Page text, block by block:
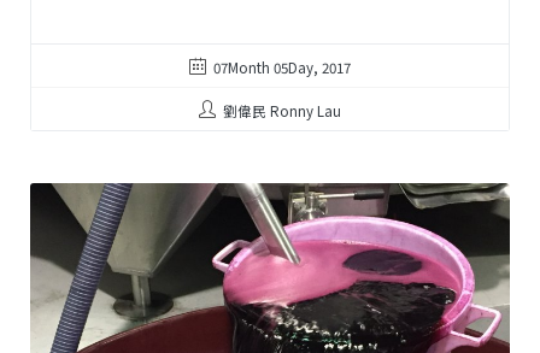
07Month 05Day, 2017
劉偉民 Ronny Lau